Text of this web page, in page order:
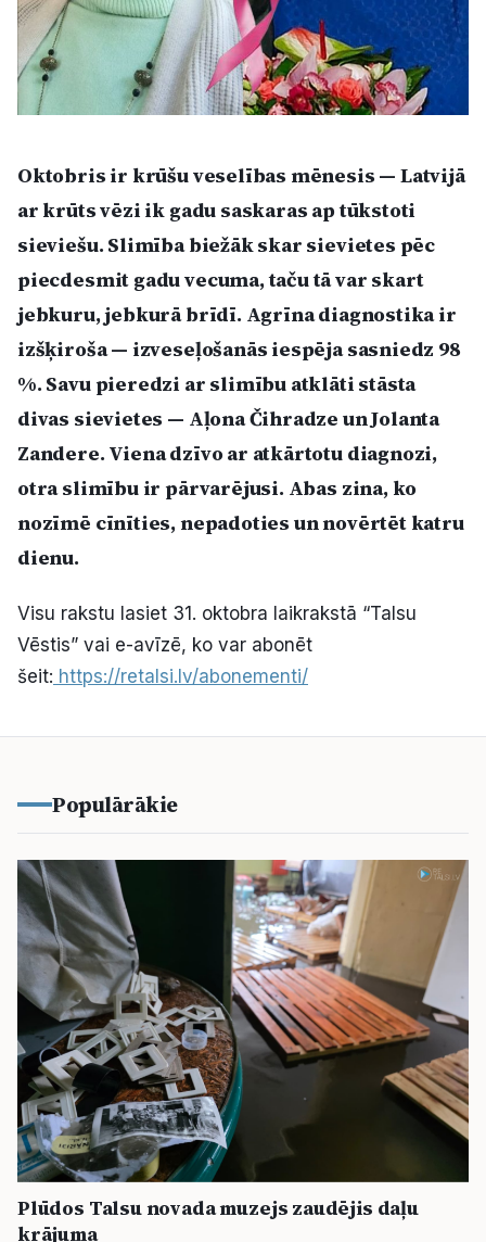
Vieta
Pasākumi
Reklāma
Politiskā reklāma
Par mums
Kontakti
Ziņo redakcijai
E-avīze Abonē
Oktobris ir krūšu veselības mēnesis — Latvijā
ar krūts vēzi ik gadu saskaras ap tūkstoti
sieviešu. Slimība biežāk skar sievietes pēc
piecdesmit gadu vecuma, taču tā var skart
jebkuru, jebkurā brīdī. Agrīna diagnostika ir
izšķiroša — izveseļošanās iespēja sasniedz 98
%. Savu pieredzi ar slimību atklāti stāsta
divas sievietes — Aļona Čihradze un Jolanta
Zandere. Viena dzīvo ar atkārtotu diagnozi,
otra slimību ir pārvarējusi. Abas zina, ko
nozīmē cīnīties, nepadoties un novērtēt katru
dienu.
Visu rakstu lasiet 31. oktobra laikrakstā “Talsu
Vēstis” vai e-avīzē, ko var abonēt
šeit: https://retalsi.lv/abonementi/
Populārākie
Plūdos Talsu novada muzejs zaudējis daļu
krājuma